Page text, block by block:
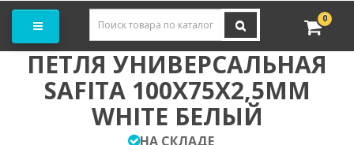
0
ПЕТЛЯ УНИВЕРСАЛЬНАЯ
SAFITA 100Х75Х2,5MM
WHITE БЕЛЫЙ
НА СКЛАДЕ